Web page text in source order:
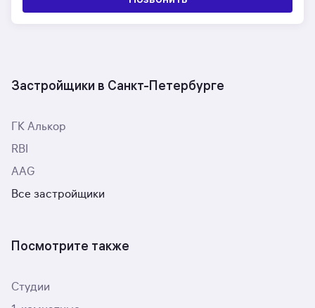
Застройщики в Санкт-Петербурге
ГК Алькор
RBI
AAG
Все застройщики
Посмотрите также
Студии